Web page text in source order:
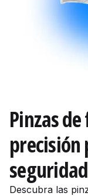
Pinzas
precisión
seguridad
Descubra las